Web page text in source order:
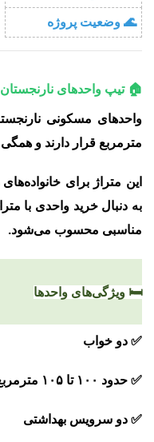
🌊 وضعیت پروژه
🏠 تیپ واحدهای نارنجستان ۲
واحدهای مسکونی نارنجستان ۲ عمدتاً در
مترمربع قرار دارند و
این متراژ برای
مناسبی محسوب می‌شود.
🛏️ ویژگی‌های واحدها
✅ دو خواب
✅ حدود ۱۰۰ تا ۱۰۵ مترمربع
✅ دو سرویس بهداشتی